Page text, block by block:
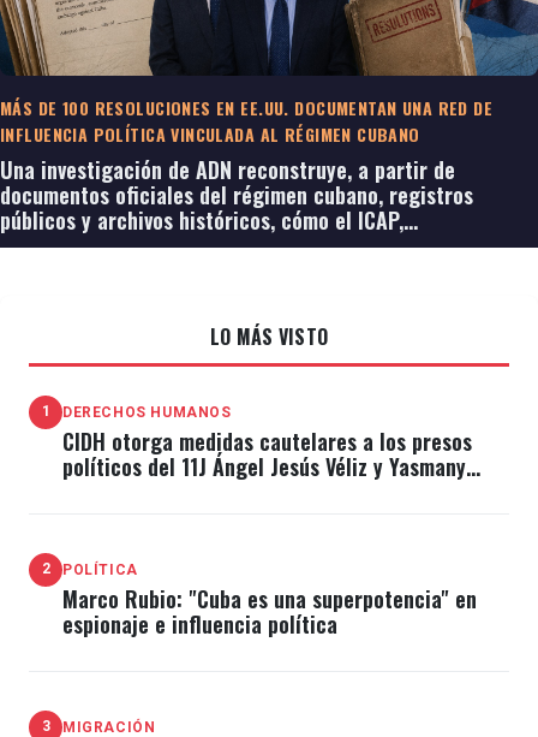
MÁS DE 100 RESOLUCIONES EN EE.UU. DOCUMENTAN UNA RED DE
INFLUENCIA POLÍTICA VINCULADA AL RÉGIMEN CUBANO
Una investigación de ADN reconstruye, a partir de
documentos oficiales del régimen cubano, registros
públicos y archivos históricos, cómo el ICAP,
organizaciones de solidaridad y programas de Ciudades
LO MÁS VISTO
1 DERECHOS HUMANOS
CIDH otorga medidas cautelares a los presos
políticos del 11J Ángel Jesús Véliz y Yasmany
2 POLÍTICA
Marco Rubio: "Cuba es una superpotencia" en
espionaje e influencia política
3 MIGRACIÓN